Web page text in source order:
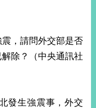
，請問外交部是否
除？（中央通訊社
發生強震事，外交